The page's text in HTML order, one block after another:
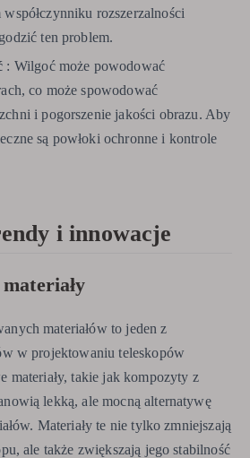
rozszerzalności
ten problem.
: Wilgoć może powodować
co może spowodować
i pogorszenie jakości obrazu. Aby
są powłoki ochronne i kontrole
i innowacje
materiałów to jeden z
w projektowaniu teleskopów
materiały, takie jak kompozyty z
lekką, ale mocną alternatywę
Materiały te nie tylko zmniejszają
ale także zwiększają jego stabilność